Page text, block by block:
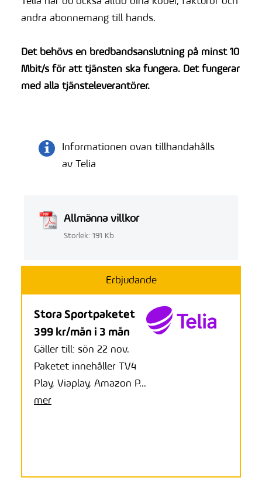
andra abonnemang till hands.
Det behövs en bredbandsanslutning på minst 10
Mbit/s för att tjänsten ska fungera. Det fungerar
med alla tjänsteleverantörer.
Informationen ovan tillhandahålls
av Telia
Allmänna villkor
Storlek: 191 Kb
Erbjudande
Stora Sportpaketet
399 kr/mån i 3 mån
Gäller till: sön 22 nov.
Paketet innehåller TV4
Play, Viaplay, Amazon P...
mer